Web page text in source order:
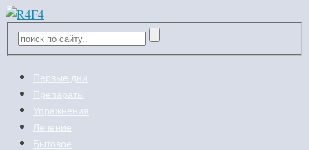
Первые дни
Препараты
Упражнения
Лечение
Бытовое